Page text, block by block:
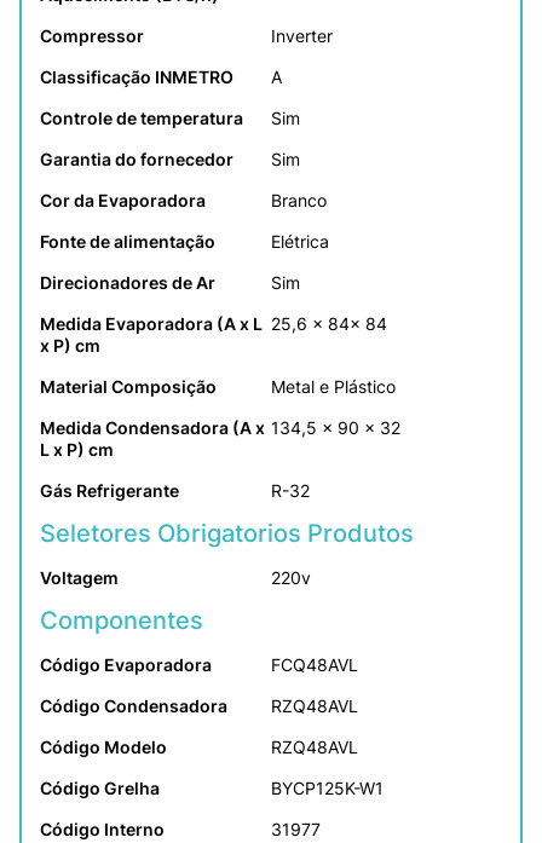
Compressor
Inverter
Classificação INMETRO
A
Controle de temperatura
Sim
Garantia do fornecedor
Sim
Cor da Evaporadora
Branco
Fonte de alimentação
Elétrica
Direcionadores de Ar
Sim
Medida Evaporadora (A x L
x P) cm
25,6 x 84x 84
Material Composição
Metal e Plástico
Medida Condensadora (A x
L x P) cm
134,5 x 90 x 32
Gás Refrigerante R-32
Seletores Obrigatorios Produtos
Voltagem 220v
Componentes
Código Evaporadora
FCQ48AVL
Código Condensadora
RZQ48AVL
Código Modelo
RZQ48AVL
Código Grelha
BYCP125K-W1
Código Interno
31977